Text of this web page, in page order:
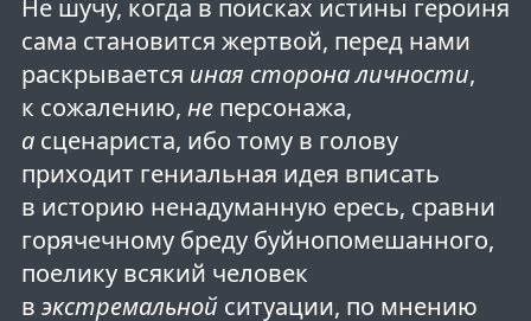
Не шучу, когда в поисках истины героиня
сама становится жертвой, перед нами
раскрывается иная сторона личности,
к сожалению, неперсонажа,
асценариста, ибо тому в голову
приходит гениальная идея вписать
в историю ненадуманную ересь, сравни
горячечному бреду буйнопомешанного,
поелику всякий человек
в экстремальной ситуации, по мнению